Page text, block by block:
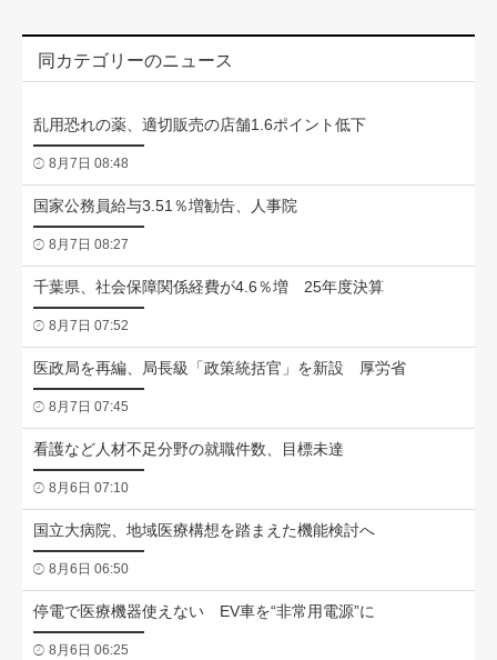
同カテゴリーのニュース
乱用恐れの薬、適切販売の店舗1.6ポイント低下
8月7日 08:48
国家公務員給与3.51％増勧告、人事院
8月7日 08:27
千葉県、社会保障関係経費が4.6％増 25年度決算
8月7日 07:52
医政局を再編、局長級「政策統括官」を新設 厚労省
8月7日 07:45
看護など人材不足分野の就職件数、目標未達
8月6日 07:10
国立大病院、地域医療構想を踏まえた機能検討へ
8月6日 06:50
停電で医療機器使えない EV車を“非常用電源”に
8月6日 06:25